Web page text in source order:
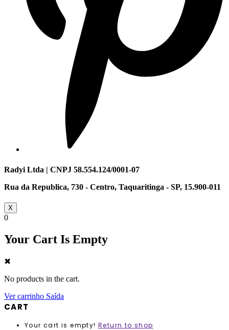
Radyi Ltda | CNPJ 58.554.124/0001-07
Rua da Republica, 730 - Centro, Taquaritinga - SP, 15.900-011
X
0
Your Cart Is Empty
✖
No products in the cart.
Ver carrinho Saída
CART
Your cart is empty! Return to shop